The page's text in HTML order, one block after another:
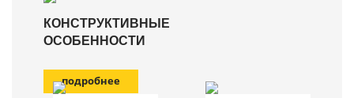
КОНСТРУКТИВНЫЕ
ОСОБЕННОСТИ
подробнее